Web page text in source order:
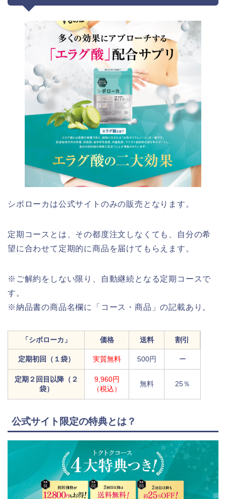
シボローカは公式サイトのみの販売となります。
定期コースとは、その都度注文しなくても、自分の希
望に合わせて定期的に商品を届けてもらえます。
※ご解約をしない限り、自動継続となる定期コースで
す。
※納品書の商品名欄に「コース・商品」の記載あり。
「シボローカ」 価格 送料 割引
定期初回（１袋） 実質無料 500円 ー
定期２回目以降（２
袋）
9,960円
（税込）
無料 25％
公式サイト限定の特典とは？